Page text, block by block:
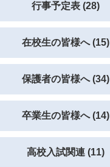
行事予定表 (28)
在校生の皆様へ (15)
保護者の皆様へ (34)
卒業生の皆様へ (14)
高校入試関連 (11)